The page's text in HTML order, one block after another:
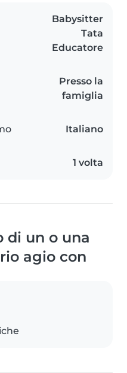
Babysitter
Tata
Educatore
Presso la
famiglia
Italiano
1 volta
di un o una
agio con